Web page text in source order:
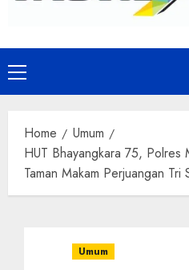
Primary
Menu
Home
Umum
HUT Bhayangkara 75, Polres
Taman Makam Perjuangan Tri
Umum